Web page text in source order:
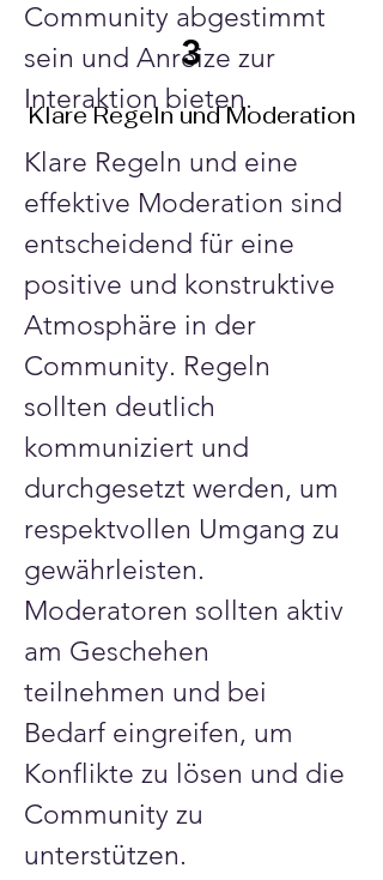
Community abgestimmt
sein und Anreize zur
Interaktion bieten.
3
Klare Regeln und Moderation
Klare Regeln und eine
effektive Moderation sind
entscheidend für eine
positive und konstruktive
Atmosphäre in der
Community. Regeln
sollten deutlich
kommuniziert und
durchgesetzt werden, um
respektvollen Umgang zu
gewährleisten.
Moderatoren sollten aktiv
am Geschehen
teilnehmen und bei
Bedarf eingreifen, um
Konflikte zu lösen und die
Community zu
unterstützen.